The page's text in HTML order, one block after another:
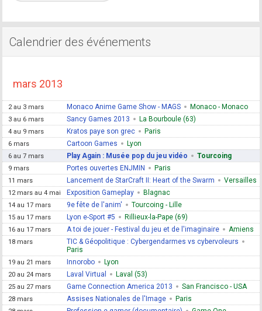
Calendrier des événements
mars 2013
2 au 3 mars Monaco Anime Game Show - MAGS Monaco - Monaco
3 au 6 mars Sancy Games 2013 La Bourboule (63)
4 au 9 mars Kratos paye son grec Paris
6 mars Cartoon Games Lyon
6 au 7 mars Play Again : Musée pop du jeu vidéo Tourcoing
9 mars Portes ouvertes ENJMIN Paris
11 mars Lancement de StarCraft II: Heart of the Swarm Versailles
12 mars au 4 mai Exposition Gameplay Blagnac
14 au 17 mars 9e fête de l'anim' Tourcoing - Lille
15 au 17 mars Lyon e-Sport #5 Rillieux-la-Pape (69)
16 au 17 mars A toi de jouer - Festival du jeu et de l'imaginaire Amiens
18 mars
TIC & Géopolitique : Cybergendarmes vs cybervoleurs
Paris
19 au 21 mars Innorobo Lyon
20 au 24 mars Laval Virtual Laval (53)
25 au 27 mars Game Connection America 2013 San Francisco - USA
28 mars Assises Nationales de l'Image Paris